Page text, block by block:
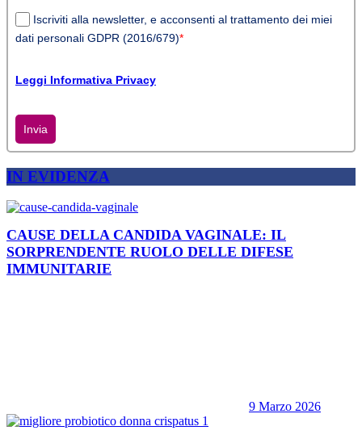
Iscriviti alla newsletter, e acconsenti al trattamento dei miei
dati personali GDPR (2016/679)*
Leggi Informativa Privacy
Invia
IN EVIDENZA
CAUSE DELLA CANDIDA VAGINALE: IL
SORPRENDENTE RUOLO DELLE DIFESE
IMMUNITARIE
9 Marzo 2026